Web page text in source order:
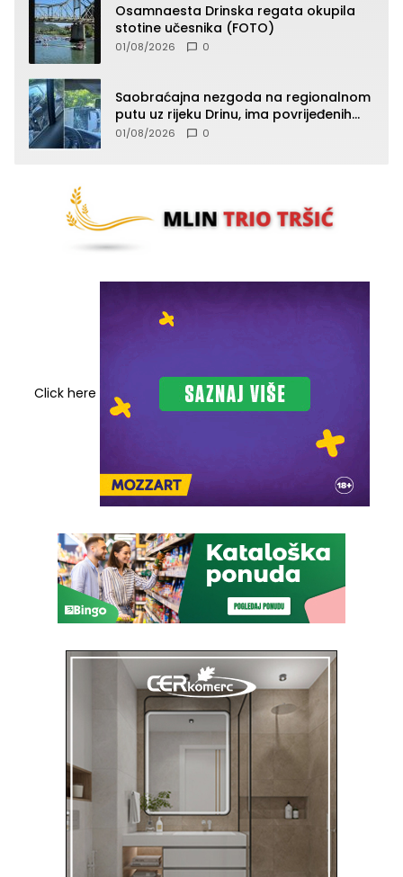
Osamnaesta Drinska regata okupila
stotine učesnika (FOTO)
01/08/2026 0
Saobraćajna nezgoda na regionalnom
putu uz rijeku Drinu, ima povrijeđenih
lica (FOTO)
01/08/2026 0
Click here